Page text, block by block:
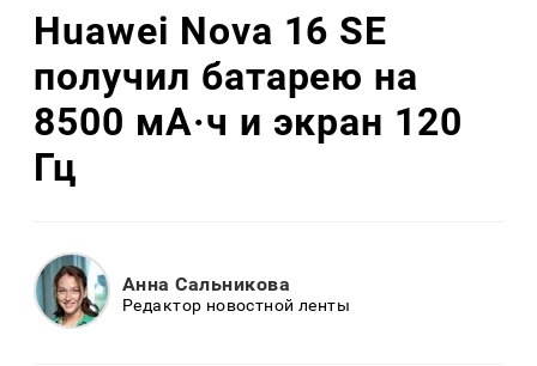
Huawei Nova 16 SE
получил батарею на
8500 мА·ч и экран 120
Гц
Анна Сальникова
Редактор новостной ленты